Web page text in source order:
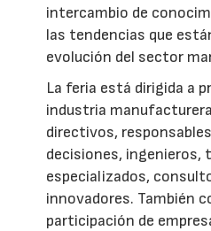
intercambio de
las tendencias que
evolución del sector
La feria está dirigida a
industria
directivos,
decisiones, ingenieros,
especializados,
innovadores. También
participación de